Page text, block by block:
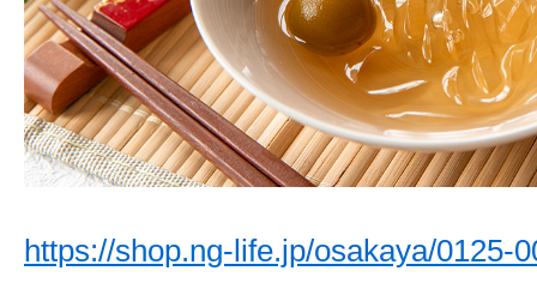
https://shop.ng-life.jp/osakaya/0125-